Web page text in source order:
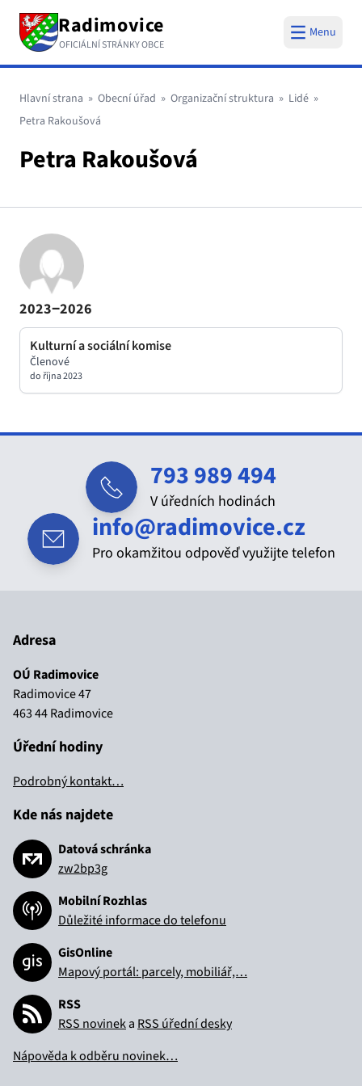
Na obsah
Radimovice
OFICIÁLNÍ STRÁNKY OBCE
Menu
Drobečková navigace
Nacházíte se:
Hlavní strana Obecní úřad Organizační struktura
Lidé
Petra Rakoušová
Petra Rakoušová
2023‒2026
Kulturní a sociální komise
Členové
do října 2023
Telefon
793 989 494
V úředních hodinách
E-mail
info@radimovice.cz
Pro okamžitou odpověď využijte telefon
Adresa
OÚ Radimovice
Radimovice 47
463 44 Radimovice
Úřední hodiny
Podrobný kontakt…
Kde nás najdete
Datová schránka
zw2bp3g
Mobilní Rozhlas
Důležité informace do telefonu
GisOnline
Mapový portál: parcely, mobiliář,…
RSS
RSS novineka RSS úřední desky
Nápověda k odběru novinek…